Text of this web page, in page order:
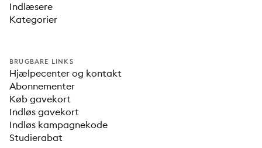
Indlæsere
Kategorier
BRUGBARE LINKS
Hjælpecenter og kontakt
Abonnementer
Køb gavekort
Indløs gavekort
Indløs kampagnekode
Studierabat